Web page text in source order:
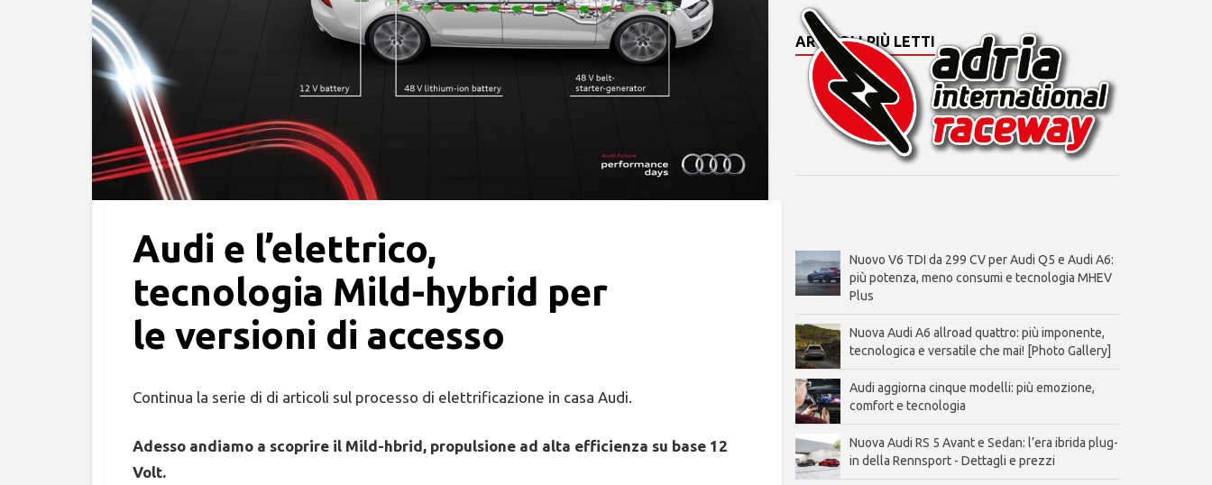
Audi e l’elettrico,
tecnologia Mild-hybrid per
le versioni di accesso
Continua la serie di di articoli sul processo di elettrificazione in casa Audi.
Adesso andiamo a scoprire il Mild-hbrid, propulsione ad alta efficienza su base 12
Volt.
ARTICOLI PIÙ LETTI
Nuovo V6 TDI da 299 CV per Audi Q5 e Audi A6:
più potenza, meno consumi e tecnologia MHEV
Plus
Nuova Audi A6 allroad quattro: più imponente,
tecnologica e versatile che mai! [Photo Gallery]
Audi aggiorna cinque modelli: più emozione,
comfort e tecnologia
Nuova Audi RS 5 Avant e Sedan: l’era ibrida plug-
in della Rennsport - Dettagli e prezzi